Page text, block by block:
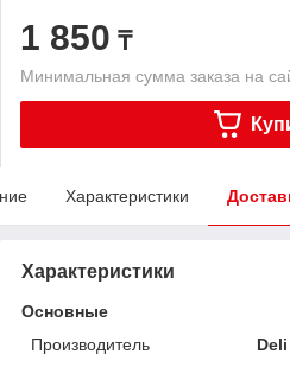
1 850 ₸
Минимальная сумма заказа на
Характеристики
Характеристики
Основные
Производитель
Deli